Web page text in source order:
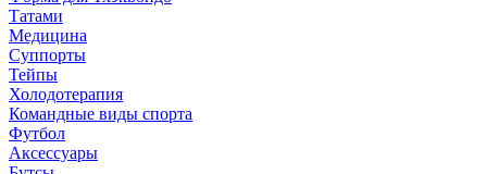
Татами
Медицина
Суппорты
Тейпы
Холодотерапия
Командные виды спорта
Футбол
Аксессуары